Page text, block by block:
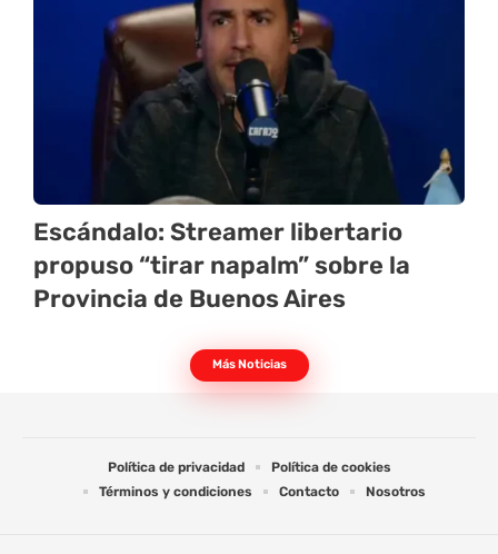
Escándalo: Streamer libertario
propuso “tirar napalm” sobre la
Provincia de Buenos Aires
Más Noticias
Política de privacidad
Política de cookies
Términos y condiciones
Contacto Nosotros